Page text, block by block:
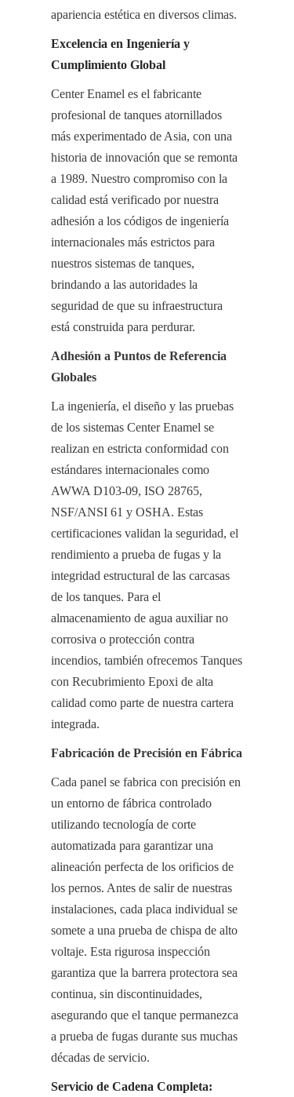
apariencia estética en diversos climas.
Excelencia en Ingeniería y
Cumplimiento Global
Center Enamel es el fabricante
profesional de tanques atornillados
más experimentado de Asia, con una
historia de innovación que se remonta
a 1989. Nuestro compromiso con la
calidad está verificado por nuestra
adhesión a los códigos de ingeniería
internacionales más estrictos para
nuestros sistemas de tanques,
brindando a las autoridades la
seguridad de que su infraestructura
está construida para perdurar.
Adhesión a Puntos de Referencia
Globales
La ingeniería, el diseño y las pruebas
de los sistemas Center Enamel se
realizan en estricta conformidad con
estándares internacionales como
AWWA D103-09, ISO 28765,
NSF/ANSI 61 y OSHA. Estas
certificaciones validan la seguridad, el
rendimiento a prueba de fugas y la
integridad estructural de las carcasas
de los tanques. Para el
almacenamiento de agua auxiliar no
corrosiva o protección contra
incendios, también ofrecemos Tanques
con Recubrimiento Epoxi de alta
calidad como parte de nuestra cartera
integrada.
Fabricación de Precisión en Fábrica
Cada panel se fabrica con precisión en
un entorno de fábrica controlado
utilizando tecnología de corte
automatizada para garantizar una
alineación perfecta de los orificios de
los pernos. Antes de salir de nuestras
instalaciones, cada placa individual se
somete a una prueba de chispa de alto
voltaje. Esta rigurosa inspección
garantiza que la barrera protectora sea
continua, sin discontinuidades,
asegurando que el tanque permanezca
a prueba de fugas durante sus muchas
décadas de servicio.
Servicio de Cadena Completa: